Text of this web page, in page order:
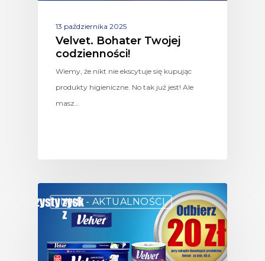
13 października 2025
Velvet. Bohater Twojej
codzienności!
Wiemy, że nikt nie ekscytuje się kupując
produkty higieniczne. No tak już jest! Ale
masz…
INNE - AKTUALNOŚCI